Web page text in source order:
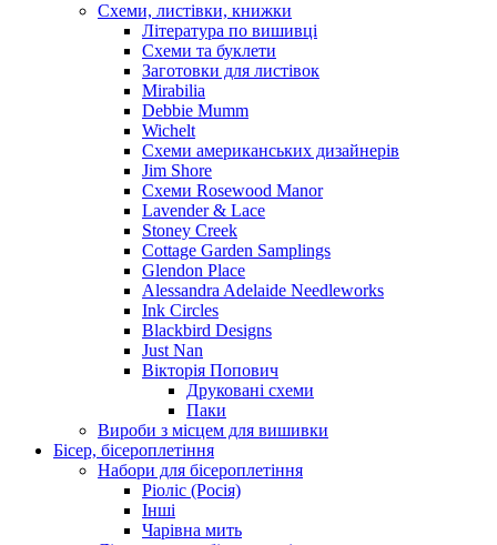
Схеми, листівки, книжки
Література по вишивці
Схеми та буклети
Заготовки для листівок
Mirabilia
Debbie Mumm
Wichelt
Схеми американських дизайнерів
Jim Shore
Cхеми Rosewood Manor
Lavender & Lace
Stoney Creek
Cottage Garden Samplings
Glendon Place
Alessandra Adelaide Needleworks
Ink Circles
Blackbird Designs
Just Nan
Вікторія Попович
Друковані схеми
Паки
Вироби з місцем для вишивки
Бісер, бісероплетіння
Набори для бісероплетіння
Ріоліс (Росія)
Інші
Чарівна мить